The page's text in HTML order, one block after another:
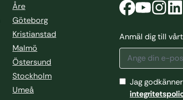
Åre
Göteborg
Kristianstad
Malmö
Östersund
Stockholm
Umeå
Anmäl dig till
Jag